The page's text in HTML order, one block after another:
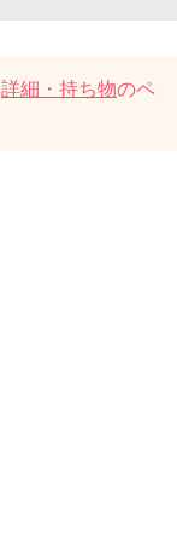
詳細・持ち物のペ